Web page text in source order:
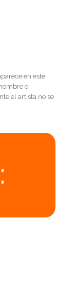
en este
o
el artista no se